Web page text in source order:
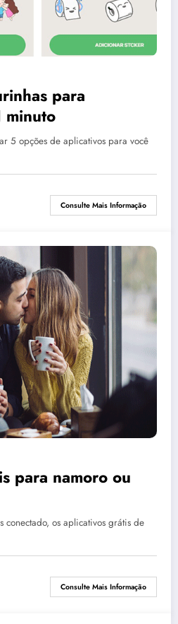
para
minuto
5 opções de aplicativos para você
Consulte Mais Informação
para namoro ou
conectado, os aplicativos grátis de
Consulte Mais Informação